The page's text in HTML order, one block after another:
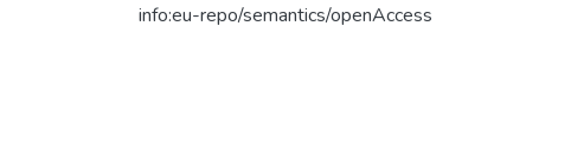
info:eu-repo/semantics/openAccess